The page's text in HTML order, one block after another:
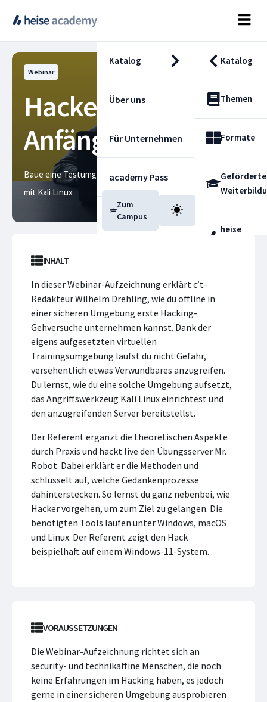
Katalog Katalog
Themen
Formate
Geförderte
heise
Über uns
Für Unternehmen
academy Pass
Blog
Zum
Campus
Webinar
Hacken für
Anfänger
Baue eine Testumgebung und starte deinen ersten Angriff
mit Kali Linux
INHALT
In dieser Webinar-Aufzeichnung erklärt c’t-
Redakteur Wilhelm Drehling, wie du offline in
einer sicheren Umgebung erste Hacking-
Gehversuche unternehmen kannst. Dank der
eigens aufgesetzten virtuellen
Trainingsumgebung läufst du nicht Gefahr,
versehentlich etwas Verwundbares anzugreifen.
Du lernst, wie du eine solche Umgebung aufsetzt,
das Angriffswerkzeug Kali Linux einrichtest und
den anzugreifenden Server bereitstellst.
Der Referent ergänzt die theoretischen Aspekte
durch Praxis und hackt live den Übungsserver Mr.
Robot. Dabei erklärt er die Methoden und
schlüsselt auf, welche Gedankenprozesse
dahinterstecken. So lernst du ganz nebenbei, wie
Hacker vorgehen, um zum Ziel zu gelangen. Die
benötigten Tools laufen unter Windows, macOS
und Linux. Der Referent zeigt den Hack
beispielhaft auf einem Windows-11-System.
VORAUSSETZUNGEN
Die Webinar-Aufzeichnung richtet sich an
security- und technikaffine Menschen, die noch
keine Erfahrungen im Hacking haben, es jedoch
gerne in einer sicheren Umgebung ausprobieren